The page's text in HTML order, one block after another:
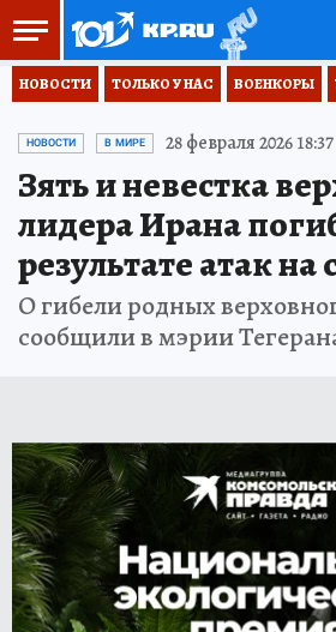
НОВОСТИ ТОЛЬКО У НАС ВОЕНКОРЫ
НОВОСТИ В МИРЕ 28 февраля 2026 18:37
Зять и невестка
лидера Ирана
результате атак на
О гибели родных
сообщили в мэрии